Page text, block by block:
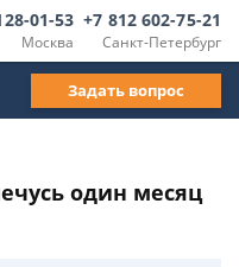
Москва
01-53
Санкт-Петербург
+7 812 602-75-21
Задать вопрос
один месяц